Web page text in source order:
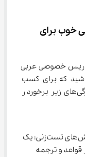
خوب برای
خصوصی عربی
که برای کسب
بهترین نتیجه باید معلم شما از ویژگی‌های زیر برخوردار
تسلط کامل بر کتاب درسی و روش‌های تست‌زنی: یک
و ترجمه